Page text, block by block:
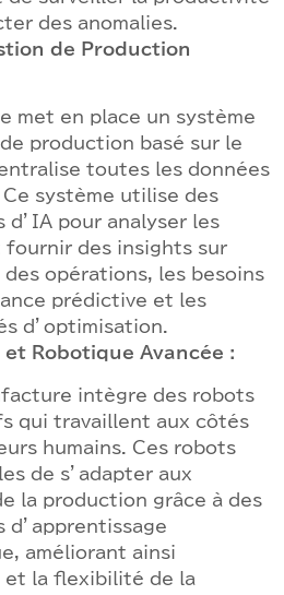
des anomalies.
de Production
met en place un système
production basé sur le
toutes les données
système utilise des
d’IA pour analyser les
fournir des insights sur
des opérations, les besoins
prédictive et les
d’optimisation.
Robotique Avancée :
intègre des robots
qui travaillent aux côtés
humains. Ces robots
de s’adapter aux
la production grâce à des
d’apprentissage
améliorant ainsi
et la flexibilité de la